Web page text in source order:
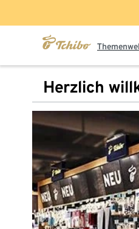
Herzlich